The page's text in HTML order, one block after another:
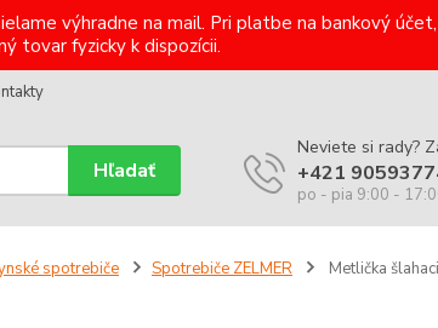
výhradne na mail. Pri platbe na bankový
tovar fyzicky k dispozícii.
Hľadať
Neviete si rady?
+421
po - pia 9:00 -
spotrebiče Spotrebiče ZELMER
Metlička